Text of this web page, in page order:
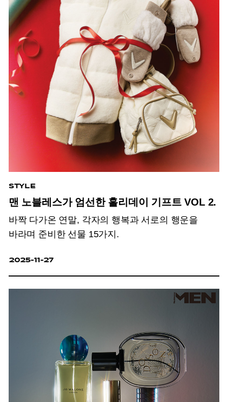
STYLE
맨 노블레스가 엄선한 홀리데이 기프트 VOL 2.
바짝 다가온 연말, 각자의 행복과 서로의 행운을
바라며 준비한 선물 15가지.
2025-11-27